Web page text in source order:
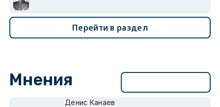
Перейти в раздел
Мнения
Денис Канаев